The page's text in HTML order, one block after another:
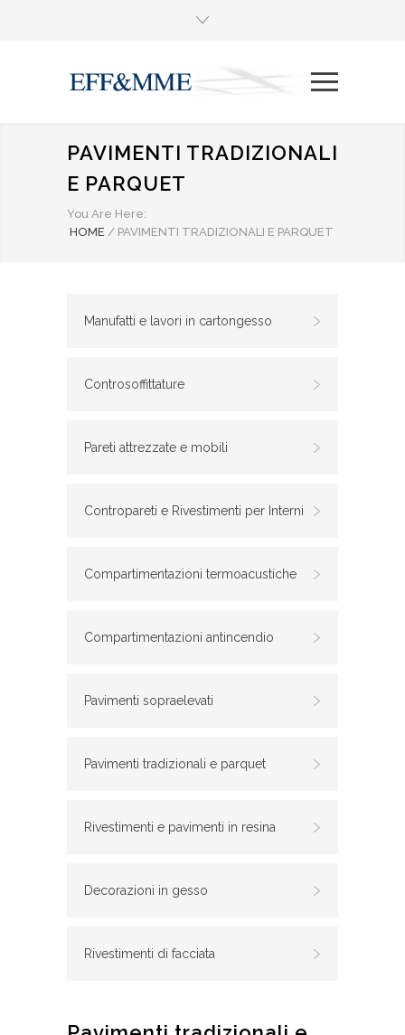
PAVIMENTI TRADIZIONALI
E PARQUET
You Are Here:
HOME / PAVIMENTI TRADIZIONALI E PARQUET
Manufatti e lavori in cartongesso
Controsoffittature
Pareti attrezzate e mobili
Contropareti e Rivestimenti per Interni
Compartimentazioni termoacustiche
Compartimentazioni antincendio
Pavimenti sopraelevati
Pavimenti tradizionali e parquet
Rivestimenti e pavimenti in resina
Decorazioni in gesso
Rivestimenti di facciata